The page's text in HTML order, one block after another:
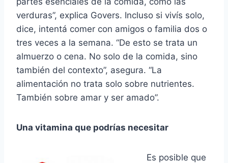
verduras”, explica Govers. Incluso si vivís solo,
dice, intentá comer con amigos o familia dos o
tres veces a la semana. “De esto se trata un
almuerzo o cena. No solo de la comida, sino
también del contexto”, asegura. “La
alimentación no trata solo sobre nutrientes.
También sobre amar y ser amado”.
Una vitamina que podrías necesitar
Es posible que